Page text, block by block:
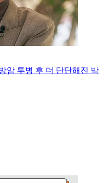
암 투병 후 더 단단해진 박